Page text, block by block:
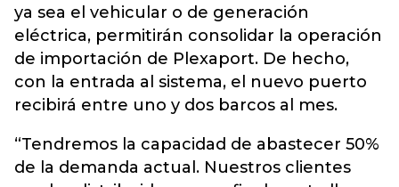
ya sea el vehicular o de generación
eléctrica, permitirán consolidar la operación
de importación de Plexaport. De hecho,
con la entrada al sistema, el nuevo puerto
recibirá entre uno y dos barcos al mes.
“Tendremos la capacidad de abastecer 50%
de la demanda actual. Nuestros clientes